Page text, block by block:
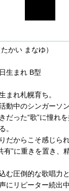
かい まなゆ）
生まれ B型
まれ札幌育ち。
動中のシンガーソ
だった“歌”に憧れ
。
だからこそ感じら
有”に重きを置き、
む圧倒的な歌唱力
にリピーター続出